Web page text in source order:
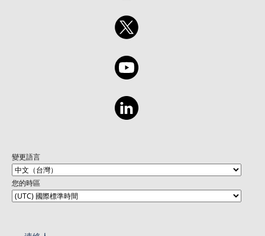
變更語言
您的時區